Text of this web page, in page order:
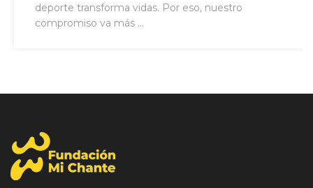
deporte transforma vidas. Por eso, nuestro
compromiso va más ...